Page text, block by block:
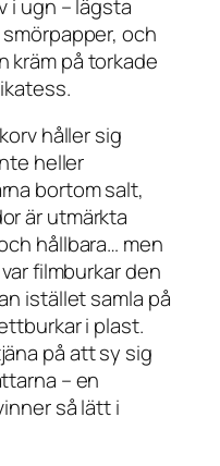
i ugn – lägsta
och
kräm på torkade
håller sig
heller
bortom salt,
är utmärkta
hållbara… men
filmburkar den
istället samla på
i plast.
på att sy sig
– en
så lätt i